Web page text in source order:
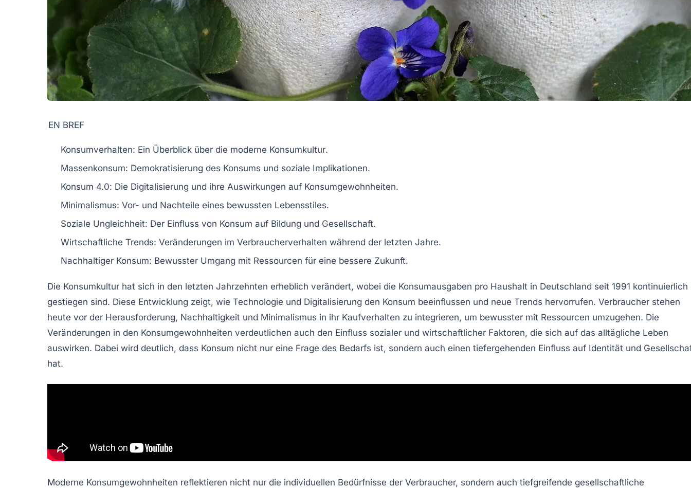
EN BREF
Konsumverhalten: Ein Überblick über die moderne Konsumkultur.
Massenkonsum: Demokratisierung des Konsums und soziale Implikationen.
Konsum 4.0: Die Digitalisierung und ihre Auswirkungen auf Konsumgewohnheiten.
Minimalismus: Vor- und Nachteile eines bewussten Lebensstiles.
Soziale Ungleichheit: Der Einfluss von Konsum auf Bildung und Gesellschaft.
Wirtschaftliche Trends: Veränderungen im Verbraucherverhalten während der letzten Jahre.
Nachhaltiger Konsum: Bewusster Umgang mit Ressourcen für eine bessere Zukunft.
Die Konsumkultur hat sich in den letzten Jahrzehnten erheblich verändert, wobei die Konsumausgaben pro Haushalt in Deutschland seit 1991 kontinuierlich
gestiegen sind. Diese Entwicklung zeigt, wie Technologie und Digitalisierung den Konsum beeinflussen und neue Trends hervorrufen. Verbraucher stehen
heute vor der Herausforderung, Nachhaltigkeit und Minimalismus in ihr Kaufverhalten zu integrieren, um bewusster mit Ressourcen umzugehen. Die
Veränderungen in den Konsumgewohnheiten verdeutlichen auch den Einfluss sozialer und wirtschaftlicher Faktoren, die sich auf das alltägliche Leben
auswirken. Dabei wird deutlich, dass Konsum nicht nur eine Frage des Bedarfs ist, sondern auch einen tiefergehenden Einfluss auf Identität und
hat.
Moderne Konsumgewohnheiten reflektieren nicht nur die individuellen Bedürfnisse der Verbraucher, sondern auch tiefgreifende gesellschaftliche